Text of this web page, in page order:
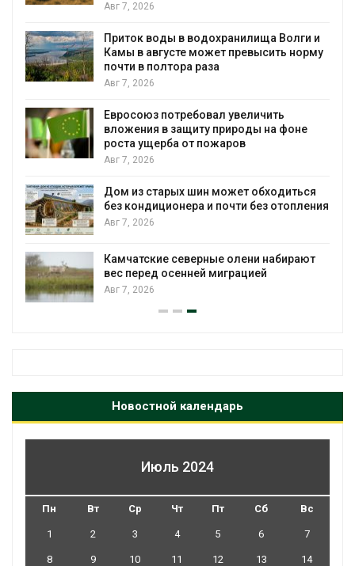
Авг 7, 2026
Приток воды в водохранилища Волги и
Камы в августе может превысить норму
почти в полтора раза
Авг 7, 2026
Евросоюз потребовал увеличить
вложения в защиту природы на фоне
роста ущерба от пожаров
Авг 7, 2026
Дом из старых шин может обходиться
без кондиционера и почти без отопления
Авг 7, 2026
Камчатские северные олени набирают
вес перед осенней миграцией
Авг 7, 2026
Новостной календарь
Июль 2024
Пн Вт Ср Чт Пт Сб Вс
1 2 3 4 5 6 7
8 9 10 11 12 13 14